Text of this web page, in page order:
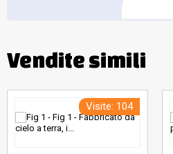
Vendite simili
Visite: 104